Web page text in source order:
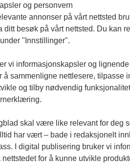
RONJA
LARSEN, KNUT
PETER
EINAR STRAY,
og personvern
annonser på vårt nettsted
ditt besøk på vårt nettsted. Du kan
"Innstillinger".
vi informasjonskapsler og
å sammenligne nettlesere, tilpasse
og tilby nødvendig
skal være like relevant for deg
har vært – bade i redaksjonelt
I digital publisering bruker vi
for å kunne utvikle